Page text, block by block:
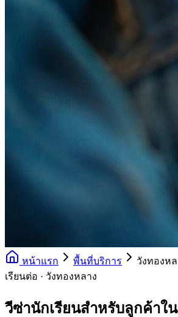
หน้าแรก พื้นที่บริการ วังทองหล
เรียนต่อ · วังทองหลาง
วีซ่านักเรียนสำหรับลูกค้าใ